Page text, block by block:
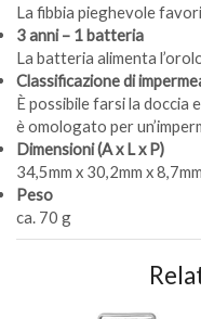
La fibbia pieghevole
3 anni – 1 batteria
La batteria alimenta
Classificazione di
È possibile farsi la doccia
è omologato per
Dimensioni (A x L x P)
34,5mm x 30,2mm x 8,7mm
Peso
ca. 70 g